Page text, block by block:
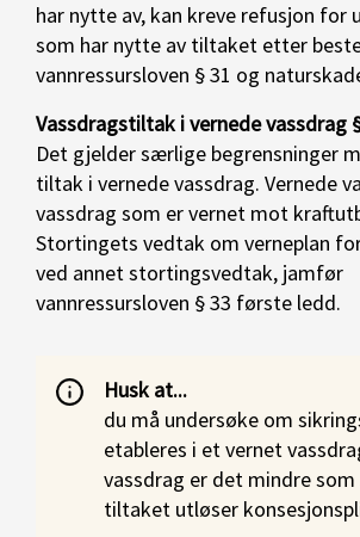
har nytte av, kan kreve refusjon for
som har nytte av tiltaket etter
vannressursloven § 31 og
Vassdragstiltak i vernede vassdrag
Det gjelder særlige begrensninger
tiltak i vernede vassdrag. Vernede
vassdrag som er vernet mot
Stortingets vedtak om verneplan
ved annet stortingsvedtak, jamfør
vannressursloven § 33 første ledd.
Husk at...
du må undersøke om
etableres i et vernet
vassdrag er det mindre
tiltaket utløser